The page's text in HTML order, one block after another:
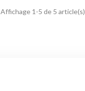
Affichage 1-5 de 5 article(s)